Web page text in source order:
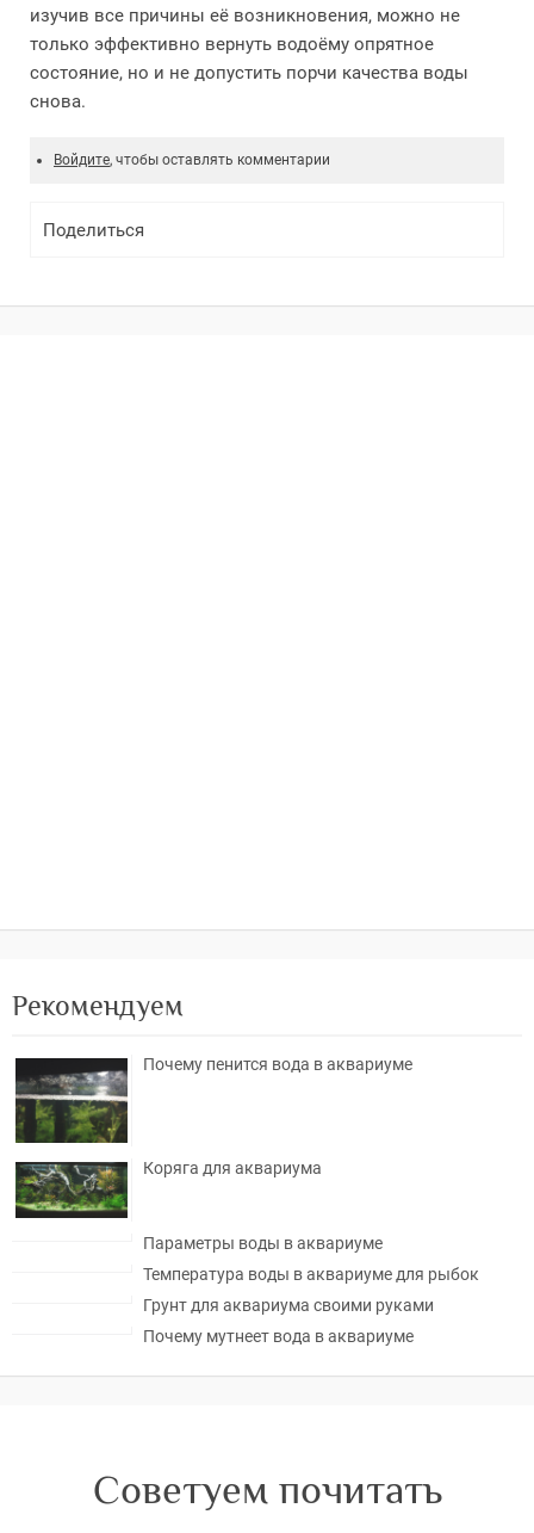
изучив все причины её возникновения, можно не
только эффективно вернуть водоёму опрятное
состояние, но и не допустить порчи качества воды
снова.
Войдите, чтобы оставлять комментарии
Поделиться
Рекомендуем
Почему пенится вода в аквариуме
Коряга для аквариума
Параметры воды в аквариуме
Температура воды в аквариуме для рыбок
Грунт для аквариума своими руками
Почему мутнеет вода в аквариуме
Советуем почитать